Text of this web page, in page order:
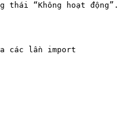
thái “Không hoạt động”.
các lần import